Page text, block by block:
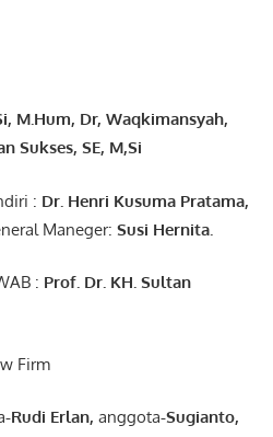
M.Hum, Dr, Waqkimansyah,
Sukses, SE, M,Si
: Dr. Henri Kusuma Pratama,
Maneger: Susi Hernita.
: Prof. Dr. KH. Sultan
Firm
-Rudi Erlan, anggota-Sugianto,